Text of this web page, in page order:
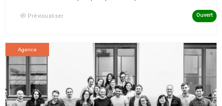
Prévisualiser Ouvert
Agence